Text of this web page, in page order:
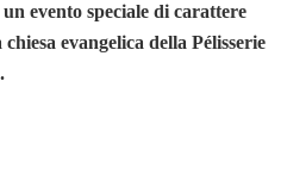
evento speciale di carattere
evangelica della Pélisserie